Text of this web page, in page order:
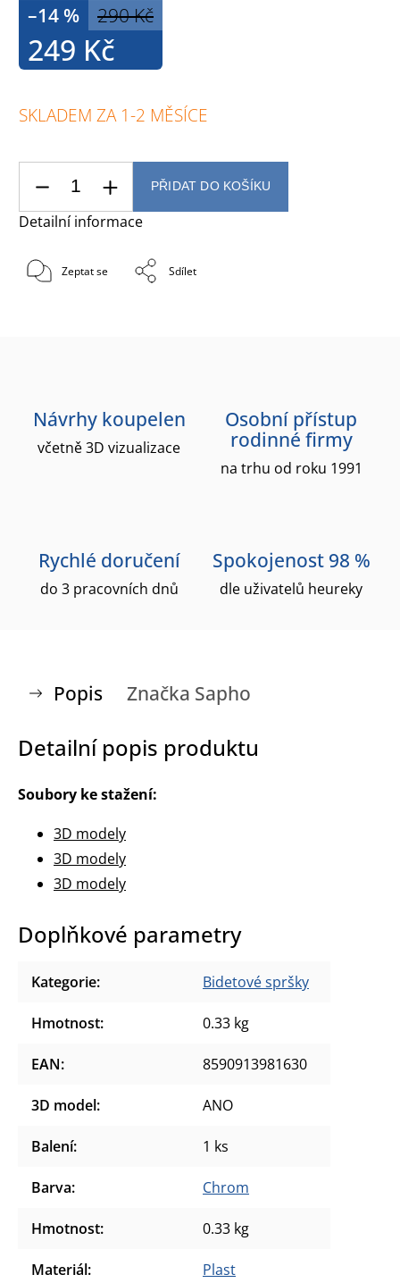
290 Kč
–14 %
249 Kč
SKLADEM ZA 1-2 MĚSÍCE
PŘIDAT DO KOŠÍKU
Detailní informace
Zeptat se Sdílet
Návrhy koupelen
včetně 3D vizualizace
Osobní přístup
rodinné firmy
na trhu od roku 1991
Rychlé doručení
do 3 pracovních dnů
Spokojenost 98 %
dle uživatelů heureky
Popis Značka Sapho
Detailní popis produktu
Soubory ke stažení:
3D modely
3D modely
3D modely
Doplňkové parametry
Kategorie: Bidetové spršky
Hmotnost: 0.33 kg
EAN: 8590913981630
3D model: ANO
Balení: 1 ks
Barva: Chrom
Hmotnost: 0.33 kg
Materiál: Plast